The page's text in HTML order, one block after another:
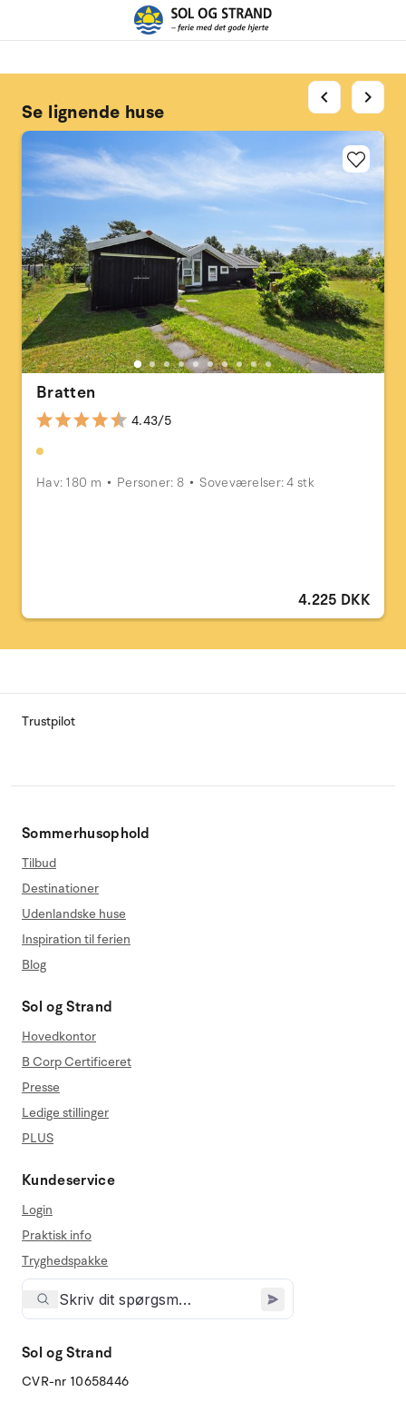
Se lignende huse
Bratten
4.43/5
Hav: 180 m Personer: 8 Soveværelser: 4 stk
4.225 DKK
chevron_left chevron_right
Trustpilot
Sommerhusophold
Tilbud
Destinationer
Udenlandske huse
Inspiration til ferien
Blog
Sol og Strand
Hovedkontor
B Corp Certificeret
Presse
Ledige stillinger
PLUS
Kundeservice
Login
Praktisk info
Tryghedspakke
Sol og Strand
CVR-nr 10658446